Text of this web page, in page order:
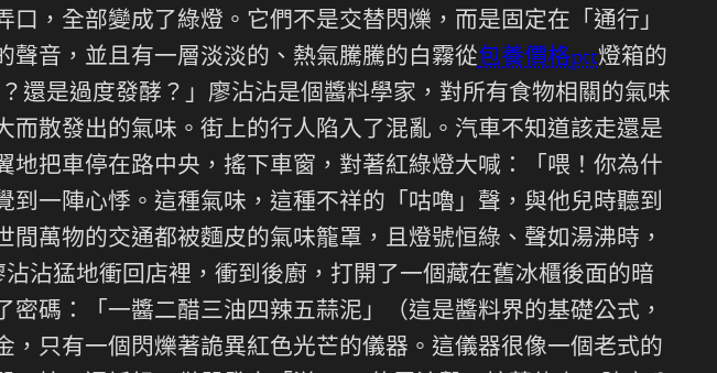
，全部變成了綠燈。它們不是交替閃爍，而是固定在「通行」
聲音，並且有一層淡淡的、熱氣騰騰的白霧從包養價格ptt燈箱的
還是過度發酵？」廖沾沾是個醬料學家，對所有食物相關的氣味
散發出的氣味。街上的行人陷入了混亂。汽車不知道該走還是
把車停在路中央，搖下車窗，對著紅綠燈大喊：「喂！你為什
一陣心悸。這種氣味，這種不祥的「咕嚕」聲，與他兒時聽到
萬物的交通都被麵皮的氣味籠罩，且燈號恒綠、聲如湯沸時，
沾猛地衝回店裡，衝到後廚，打開了一個藏在舊冰櫃後面的暗
碼：「一醬二醋三油四辣五蒜泥」（這是醬料界的基礎公式，
，只有一個閃爍著詭異紅色光芒的儀器。這儀器很像一個老式的